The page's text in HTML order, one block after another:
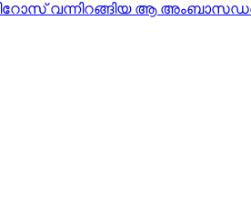
വന്നിറങ്ങിയ ആ അംബാസഡർ